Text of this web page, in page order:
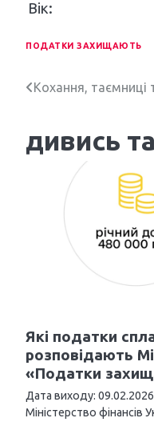
Вік:
ПОДАТКИ ЗАХИЩАЮТЬ
Н
в
з
а
п
Кохання, таємниці
дивись
Які податки
розповідають
«Податки
Дата виходу:
Міністерство фінансів